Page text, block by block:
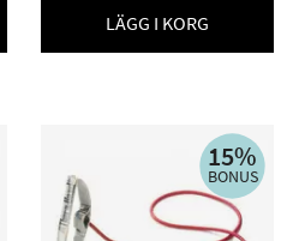
LÄGG I KORG
15%
BONUS